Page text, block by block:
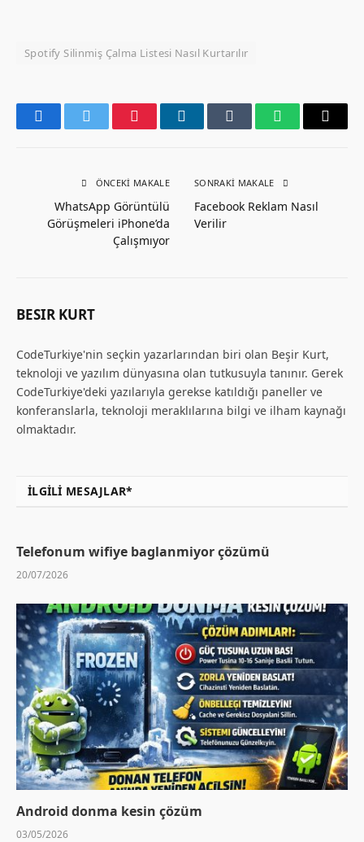
Spotify Silinmiş Çalma Listesi Nasıl Kurtarılır
FacebookTwitter PinterestLinkedInTumblr WhatsAppEmail
ÖNCEKI MAKALE
WhatsApp Görüntülü
Görüşmeleri iPhone’da
Çalışmıyor
SONRAKI MAKALE
Facebook Reklam Nasıl
Verilir
BESIR KURT
CodeTurkiye'nin seçkin yazarlarından biri olan Beşir Kurt,
teknoloji ve yazılım dünyasına olan tutkusuyla tanınır. Gerek
CodeTurkiye'deki yazılarıyla gerekse katıldığı paneller ve
konferanslarla, teknoloji meraklılarına bilgi ve ilham kaynağı
olmaktadır.
İLGILI MESAJLAR*
Telefonum wifiye baglanmiyor çözümü
20/07/2026
Android donma kesin çözüm
03/05/2026